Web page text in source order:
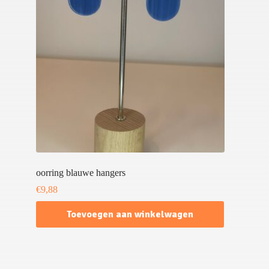
oorring blauwe hangers
€9,88
Toevoegen aan winkelwagen